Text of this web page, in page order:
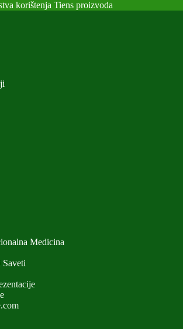
korištenja Tiens proizvoda
Medicina
Saveti